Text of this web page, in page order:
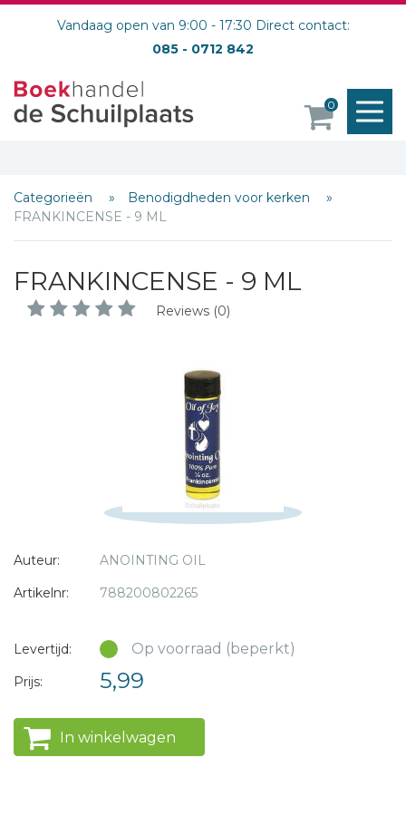
Vandaag open van 9:00 - 17:30 Direct contact:
085 - 0712 842
0
Categorieën
Benodigdheden voor kerken
FRANKINCENSE - 9 ML
FRANKINCENSE - 9 ML
Reviews (0)
Auteur:
ANOINTING OIL
Artikelnr:
788200802265
Levertijd: Op voorraad (beperkt)
Prijs: 5,99
In winkelwagen
Sterren
Naam *
Titel *
Bericht *